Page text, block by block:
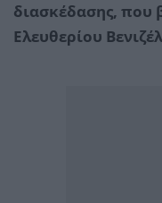
διασκέδασης, που
Ελευθερίου